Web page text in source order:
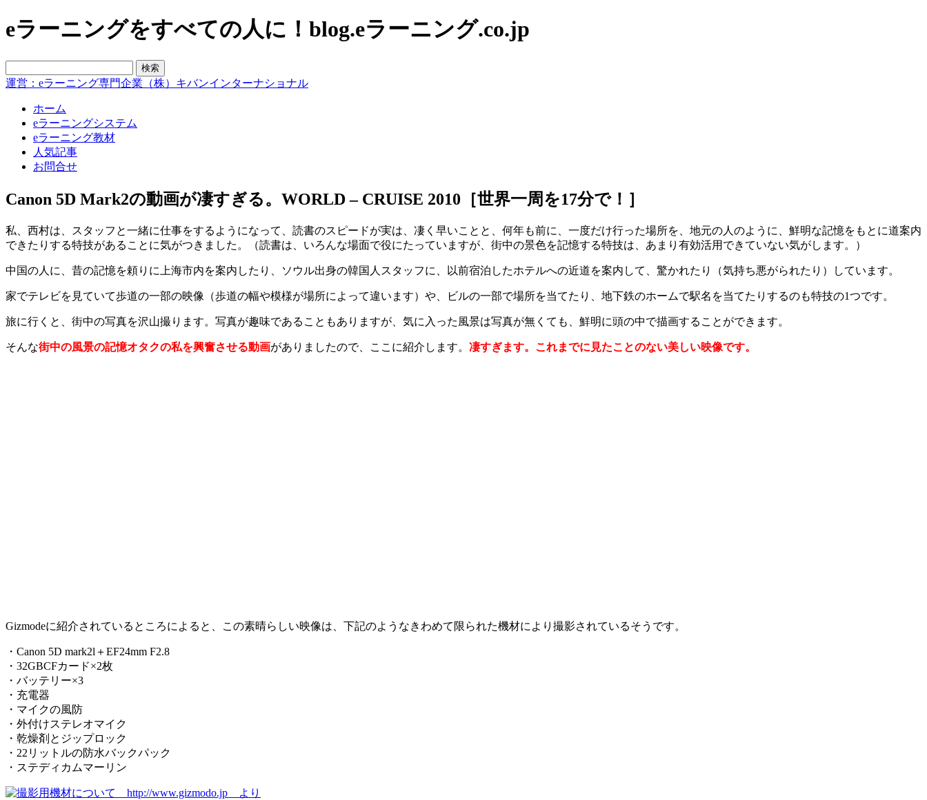
eラーニングをすべての人に！blog.eラーニング.co.jp
運営：eラーニング専門企業（株）キバンインターナショナル
ホーム
eラーニングシステム
eラーニング教材
人気記事
お問合せ
Canon 5D Mark2の動画が凄すぎる。WORLD – CRUISE 2010［世界一周を17分で！］
私、西村は、スタッフと一緒に仕事をするようになって、読書のスピードが実は、凄く早いことと、何年も前に、一度だけ行った場所を、地元の人のように、鮮明な記憶をもとに道案内
できたりする特技があることに気がつきました。（読書は、いろんな場面で役にたっていますが、街中の景色を記憶する特技は、あまり有効活用できていない気がします。）
中国の人に、昔の記憶を頼りに上海市内を案内したり、ソウル出身の韓国人スタッフに、以前宿泊したホテルへの近道を案内して、驚かれたり（気持ち悪がられたり）しています。
家でテレビを見ていて歩道の一部の映像（歩道の幅や模様が場所によって違います）や、ビルの一部で場所を当てたり、地下鉄のホームで駅名を当てたりするのも特技の1つです。
旅に行くと、街中の写真を沢山撮ります。写真が趣味であることもありますが、気に入った風景は写真が無くても、鮮明に頭の中で描画することができます。
そんな街中の風景の記憶オタクの私を興奮させる動画がありましたので、ここに紹介します。 凄すぎます。これまでに見たことのない美しい映像です。
Gizmodeに紹介されているところによると、この素晴らしい映像は、下記のようなきわめて限られた機材により撮影されているそうです。
・Canon 5D mark2l＋EF24mm F2.8
・32GBCFカード×2枚
・バッテリー×3
・充電器
・マイクの風防
・外付けステレオマイク
・乾燥剤とジップロック
・22リットルの防水バックパック
・ステディカムマーリン